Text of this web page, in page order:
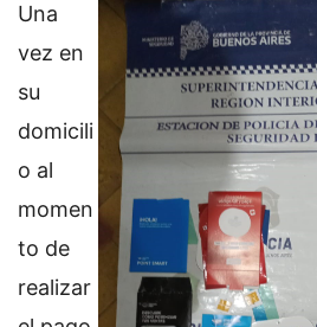
Una
vez en
su
domicili
o al
momen
to de
realizar